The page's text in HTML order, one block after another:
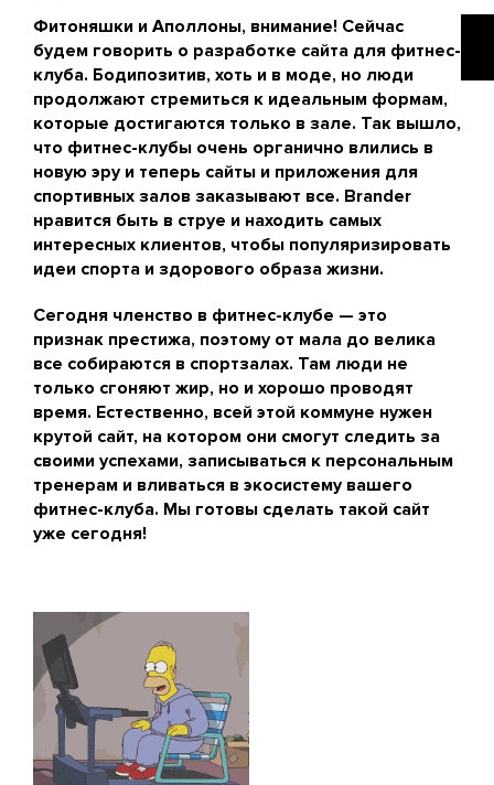
Фитоняшки и Аполлоны, внимание! Сейчас
будем говорить о разработке сайта для фитнес-
клуба. Бодипозитив, хоть и в моде, но люди
продолжают стремиться к идеальным формам,
которые достигаются только в зале. Так вышло,
что фитнес-клубы очень органично влились в
новую эру и теперь сайты и приложения для
спортивных залов заказывают все. Brander
нравится быть в струе и находить самых
интересных клиентов, чтобы популяризировать
идеи спорта и здорового образа жизни.
Сегодня членство в фитнес-клубе — это
признак престижа, поэтому от мала до велика
все собираются в спортзалах. Там люди не
только сгоняют жир, но и хорошо проводят
время. Естественно, всей этой коммуне нужен
крутой сайт, на котором они смогут следить за
своими успехами, записываться к персональным
тренерам и вливаться в экосистему вашего
фитнес-клуба. Мы готовы сделать такой сайт
уже сегодня!